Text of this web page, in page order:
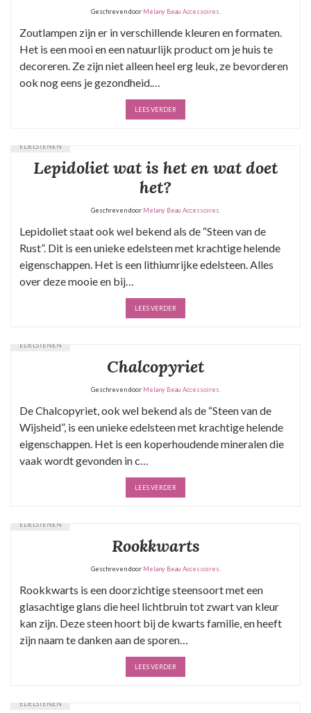
Geschreven door Melany Beau Accessoires.
Zoutlampen zijn er in verschillende kleuren en formaten.
Het is een mooi en een natuurlijk product om je huis te
decoreren. Ze zijn niet alleen heel erg leuk, ze bevorderen
ook nog eens je gezondheid.…
LEES VERDER
EDELSTENEN
Lepidoliet wat is het en wat doet
het?
Geschreven door Melany Beau Accessoires.
Lepidoliet staat ook wel bekend als de “Steen van de
Rust”. Dit is een unieke edelsteen met krachtige helende
eigenschappen. Het is een lithiumrijke edelsteen. Alles
over deze mooie en bij…
LEES VERDER
EDELSTENEN
Chalcopyriet
Geschreven door Melany Beau Accessoires.
De Chalcopyriet, ook wel bekend als de “Steen van de
Wijsheid”, is een unieke edelsteen met krachtige helende
eigenschappen. Het is een koperhoudende mineralen die
vaak wordt gevonden in c…
LEES VERDER
EDELSTENEN
Rookkwarts
Geschreven door Melany Beau Accessoires.
Rookkwarts is een doorzichtige steensoort met een
glasachtige glans die heel lichtbruin tot zwart van kleur
kan zijn. Deze steen hoort bij de kwarts familie, en heeft
zijn naam te danken aan de sporen…
LEES VERDER
EDELSTENEN